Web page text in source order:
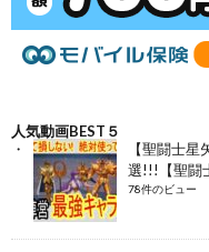
人気動画BEST５
【聖闘士
選!!!【聖闘
78件のビュー